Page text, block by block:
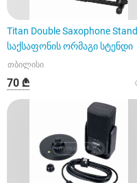
Titan Double Saxophone Stand
საქსაფონის ორმაგი სტენდი
თბილისი
70 ₾